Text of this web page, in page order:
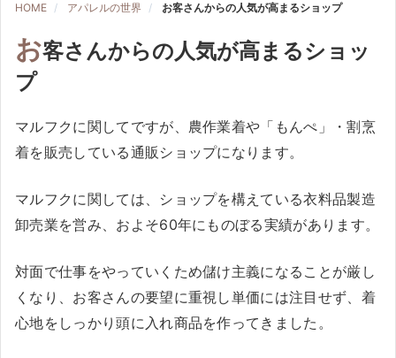
HOME アパレルの世界 お客さんからの人気が高まるショップ
お客さんからの人気が高まるショッ
プ
マルフクに関してですが、農作業着や「もんぺ」・割烹
着を販売している通販ショップになります。
マルフクに関しては、ショップを構えている衣料品製造
卸売業を営み、およそ60年にものぼる実績があります。
対面で仕事をやっていくため儲け主義になることが厳し
くなり、お客さんの要望に重視し単価には注目せず、着
心地をしっかり頭に入れ商品を作ってきました。